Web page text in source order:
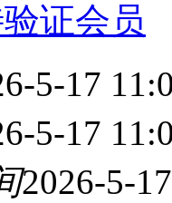
证会员
5-17
5-17
2026-5-